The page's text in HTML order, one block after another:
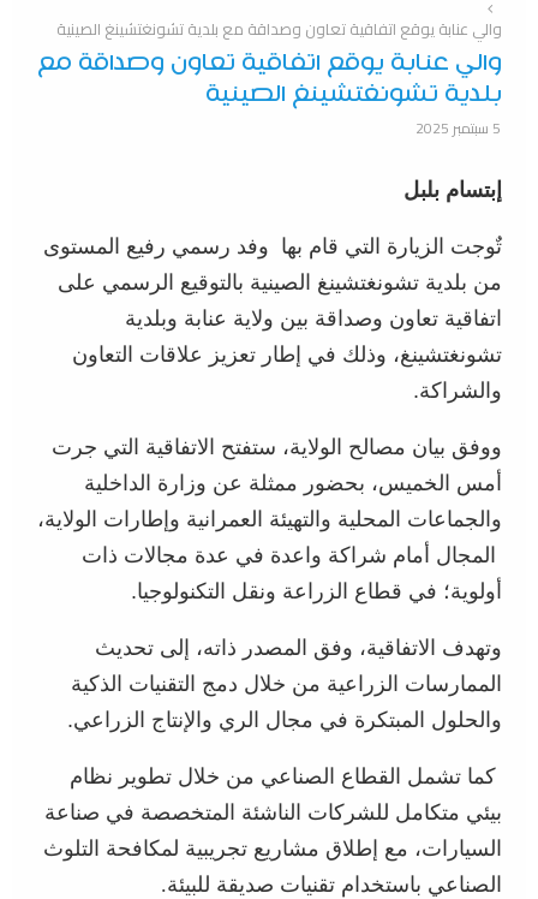
والي عنابة يوقع اتفاقية تعاون وصداقة مع بلدية تشونغتشينغ الصينية
والي عنابة يوقع اتفاقية تعاون وصداقة مع
بلدية تشونغتشينغ الصينية
5 سبتمبر 2025
إبتسام بلبل
تٌوجت الزيارة التي قام بها وفد رسمي رفيع المستوى
من بلدية تشونغتشينغ الصينية بالتوقيع الرسمي على
اتفاقية تعاون وصداقة بين ولاية عنابة وبلدية
تشونغتشينغ، وذلك في إطار تعزيز علاقات التعاون
والشراكة.
ووفق بيان مصالح الولاية، ستفتح الاتفاقية التي جرت
أمس الخميس، بحضور ممثلة عن وزارة الداخلية
والجماعات المحلية والتهيئة العمرانية وإطارات الولاية،
المجال أمام شراكة واعدة في عدة مجالات ذات
أولوية؛ في قطاع الزراعة ونقل التكنولوجيا.
وتهدف الاتفاقية، وفق المصدر ذاته، إلى تحديث
الممارسات الزراعية من خلال دمج التقنيات الذكية
والحلول المبتكرة في مجال الري والإنتاج الزراعي.
كما تشمل القطاع الصناعي من خلال تطوير نظام
بيئي متكامل للشركات الناشئة المتخصصة في صناعة
السيارات، مع إطلاق مشاريع تجريبية لمكافحة التلوث
الصناعي باستخدام تقنيات صديقة للبيئة.